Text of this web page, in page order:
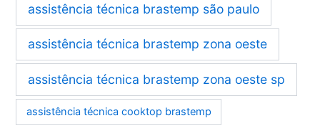
assistência técnica brastemp são paulo
assistência técnica brastemp zona oeste
assistência técnica brastemp zona oeste sp
assistência técnica cooktop brastemp